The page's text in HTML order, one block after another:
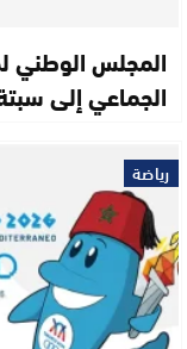
المجلس الوطني
الجماعي إلى
رياضة